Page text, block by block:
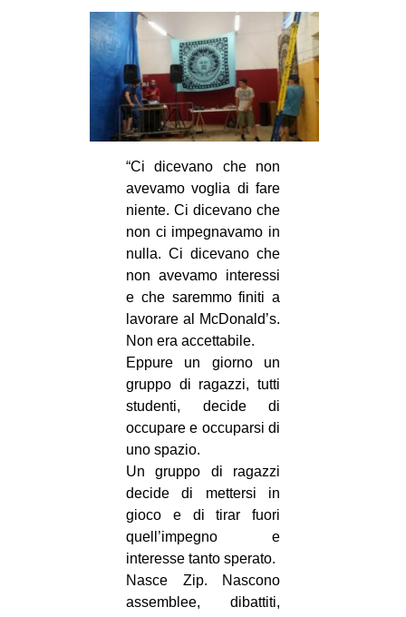
ms
SEARCH
“Ci dicevano che non
avevamo voglia di fare
niente. Ci dicevano che
non ci impegnavamo in
nulla. Ci dicevano che
non avevamo interessi
e che saremmo finiti a
lavorare al McDonald’s.
Non era accettabile.
Eppure un giorno un
gruppo di ragazzi, tutti
studenti, decide di
occupare e occuparsi di
uno spazio.
Un gruppo di ragazzi
decide di mettersi in
gioco e di tirar fuori
quell’impegno e
interesse tanto sperato.
Nasce Zip. Nascono
assemblee, dibattiti,